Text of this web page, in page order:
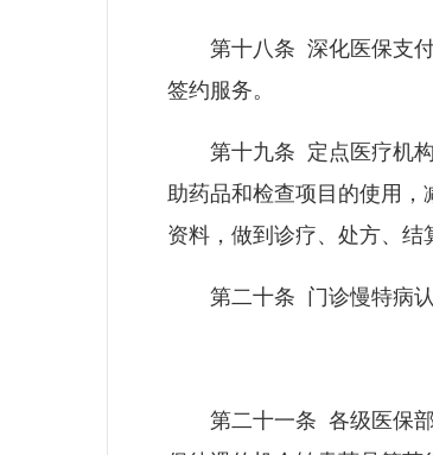
第十八条 深化医保支付
签约服务。
第十九条 定点医疗机构
助药品和检查项目的使用
资料，做到诊疗、处方、结
第二十条 门诊慢特病认
第二十一条 各级医保部